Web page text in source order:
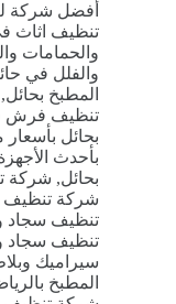
أفضل شركة
تنظيف اثاث
والحمامات
والفلل في
المطبخ بحائل,
تنظيف فرش
بحائل بأسعار
بأحدث
بحائل, شركة
شركة تنظيف
تنظيف سجاد
تنظيف سجاد
سيراميك
المطبخ